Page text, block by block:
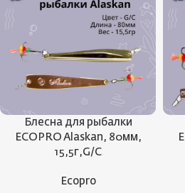
Блесна для рыбалки
ECOPRO Alaskan, 80мм,
15,5г,G/C
Ecopro